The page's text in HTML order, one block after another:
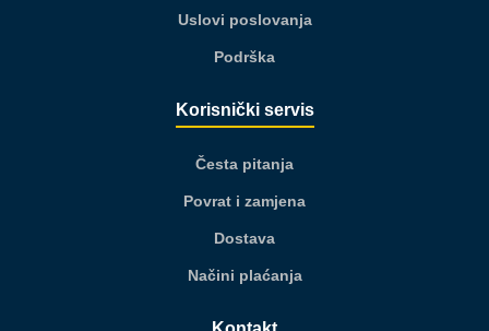
Uslovi poslovanja
Podrška
Korisnički servis
Česta pitanja
Povrat i zamjena
Dostava
Načini plaćanja